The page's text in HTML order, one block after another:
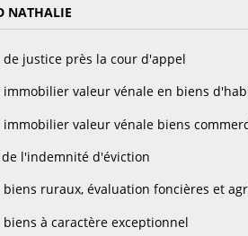
NATHALIE
de justice près la cour d'appel
immobilier valeur vénale en biens
immobilier valeur vénale biens
l'indemnité d'éviction
biens ruraux, évaluation foncières et
biens à caractère exceptionnel